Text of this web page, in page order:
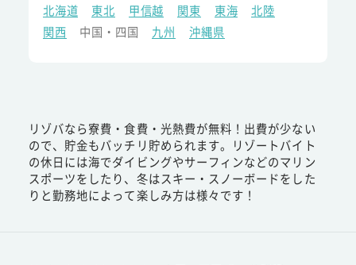
北海道
東北 甲信越 関東 東海
北陸
関西
中国・四国 九州 沖縄県
リゾバなら寮費・食費・光熱費が無料！出費が少ない
ので、貯金もバッチリ貯められます。リゾートバイト
の休日には海でダイビングやサーフィンなどのマリン
スポーツをしたり、冬はスキー・スノーボードをした
りと勤務地によって楽しみ方は様々です！